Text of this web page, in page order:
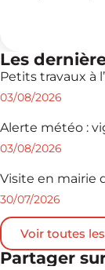
Les
Petits travaux à
03/08/2026
Alerte météo :
03/08/2026
Visite en mairie
30/07/2026
Voir toutes
Partager